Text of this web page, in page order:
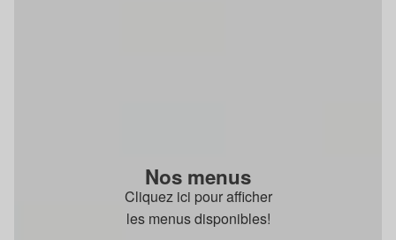
Nos menus
Cliquez ici pour afficher
les menus disponibles!